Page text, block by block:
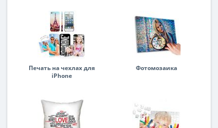
Печать на чехлах для
iPhone
Фотомозаика